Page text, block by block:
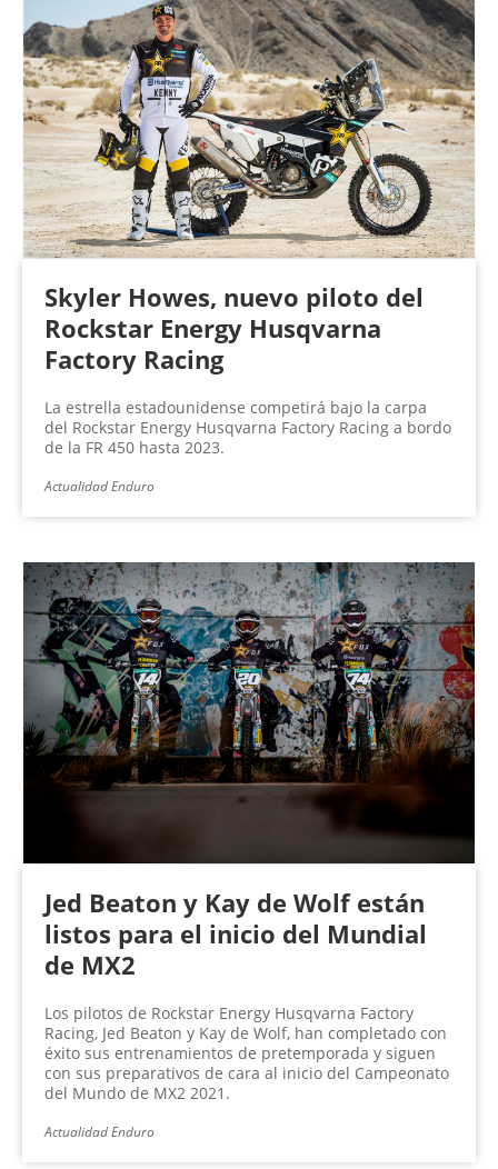
Skyler Howes, nuevo piloto del
Rockstar Energy Husqvarna
Factory Racing
La estrella estadounidense competirá bajo la carpa
del Rockstar Energy Husqvarna Factory Racing a bordo
de la FR 450 hasta 2023.
Actualidad Enduro
Jed Beaton y Kay de Wolf están
listos para el inicio del Mundial
de MX2
Los pilotos de Rockstar Energy Husqvarna Factory
Racing, Jed Beaton y Kay de Wolf, han completado con
éxito sus entrenamientos de pretemporada y siguen
con sus preparativos de cara al inicio del Campeonato
del Mundo de MX2 2021.
Actualidad Enduro